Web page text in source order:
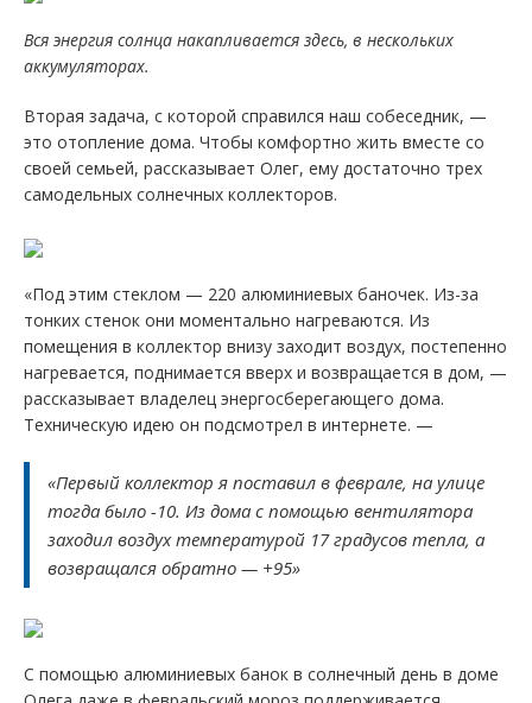
Вся энергия солнца накапливается здесь, в нескольких
аккумуляторах.
Вторая задача, с которой справился наш собеседник, —
это отопление дома. Чтобы комфортно жить вместе со
своей семьей, рассказывает Олег, ему достаточно трех
самодельных солнечных коллекторов.
«Под этим стеклом — 220 алюминиевых баночек. Из-за
тонких стенок они моментально нагреваются. Из
помещения в коллектор внизу заходит воздух, постепенно
нагревается, поднимается вверх и возвращается в дом, —
рассказывает владелец энергосберегающего дома.
Техническую идею он подсмотрел в интернете. —
«Первый коллектор я поставил в феврале, на улице
тогда было -10. Из дома с помощью вентилятора
заходил воздух температурой 17 градусов тепла, а
возвращался обратно — +95»
С помощью алюминиевых банок в солнечный день в доме